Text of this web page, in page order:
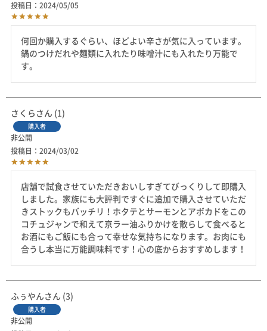
投稿日
2024/05/05
何回か購入するぐらい、ほどよい辛さが気に入っています。
鍋のつけだれや麺類に入れたり味噌汁にも入れたり万能で
す。
さくら 1
購入者
非公開
投稿日
2024/03/02
店舗で試食させていただきおいしすぎてびっくりして即購入
しました。家族にも大評判ですぐに追加で購入させていただ
きストックもバッチリ！ホタテとサーモンとアボカドをこの
コチュジャンで和えて京ラー油ふりかけを散らして食べると
お酒にもご飯にも合って幸せな気持ちになります。お肉にも
合うし本当に万能調味料です！心の底からおすすめします！
ふぅやん 3
購入者
非公開